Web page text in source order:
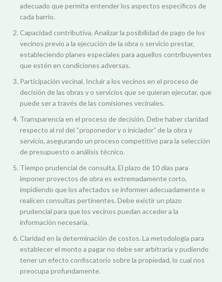
adecuado que permita entender los aspectos específicos de
cada barrio.
Capacidad contributiva. Analizar la posibilidad de pago de los
vecinos previo a la ejecución de la obra o servicio prestar,
estableciendo planes especiales para aquellos contribuyentes
que estén en condiciones adversas.
Participación vecinal. Incluir a los vecinos en el proceso de
decisión de las obras y o servicios que se quieran ejecutar, que
puede ser a través de las comisiones vecinales.
Transparencia en el proceso de decisión. Debe haber claridad
respecto al rol del “proponedor y o iniciador” de la obra y
servicio, asegurando un proceso competitivo para la selección
de presupuesto o análisis técnico.
Tiempo prudencial de consulta. El plazo de 10 días para
imponer proyectos de obra es extremadamente corto,
impidiendo que los afectados se informen adecuadamente o
realicen consultas pertinentes. Debe existir un plazo
prudencial para que los vecinos puedan acceder a la
información necesaria.
Claridad en la determinación de costos. La metodología para
establecer el monto a pagar no debe ser arbitraria y pudiendo
tener un efecto confiscatorio sobre la propiedad, lo cual nos
preocupa profundamente.